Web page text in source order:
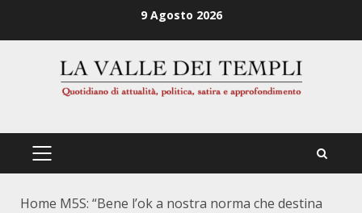
9 Agosto 2026
PRIMÄRES
Home M5S: “Bene l’ok a nostra norma che destina